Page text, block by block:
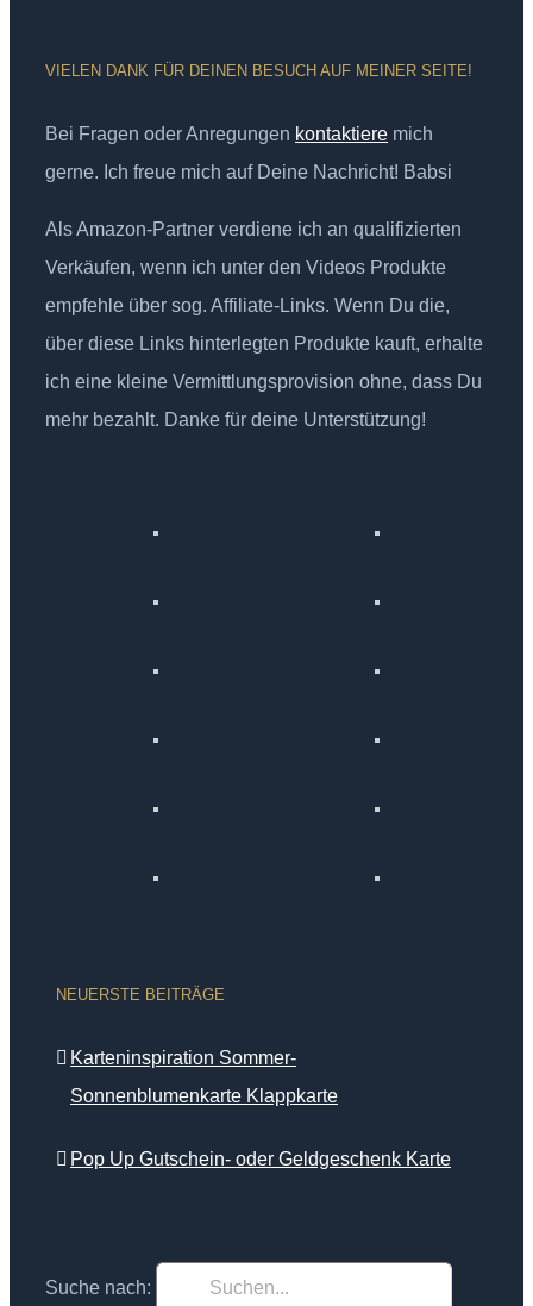
VIELEN DANK FÜR DEINEN BESUCH AUF MEINER SEITE!
Bei Fragen oder Anregungen kontaktiere mich
gerne. Ich freue mich auf Deine Nachricht! Babsi
Als Amazon-Partner verdiene ich an qualifizierten
Verkäufen, wenn ich unter den Videos Produkte
empfehle über sog. Affiliate-Links. Wenn Du die,
über diese Links hinterlegten Produkte kauft, erhalte
ich eine kleine Vermittlungsprovision ohne, dass Du
mehr bezahlt. Danke für deine Unterstützung!
NEUERSTE BEITRÄGE
Karteninspiration Sommer-
Sonnenblumenkarte Klappkarte
Pop Up Gutschein- oder Geldgeschenk Karte
Suche nach: